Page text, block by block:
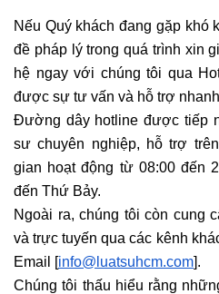
Nếu Quý khách đang gặp khó
đề pháp lý trong quá trình xin
hệ ngay với chúng tôi qua
được sự tư vấn và hỗ trợ
Đường dây hotline được tiếp
sư chuyên nghiệp, hỗ trợ
gian hoạt động từ 08:00 đến
đến Thứ Bảy.
Ngoài ra, chúng tôi còn cung
và trực tuyến qua các kênh
Email [info@luatsuhcm.com].
Chúng tôi thấu hiểu rằng